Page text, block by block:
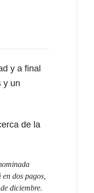
y a final
y un
de la
dos pagos,
diciembre.